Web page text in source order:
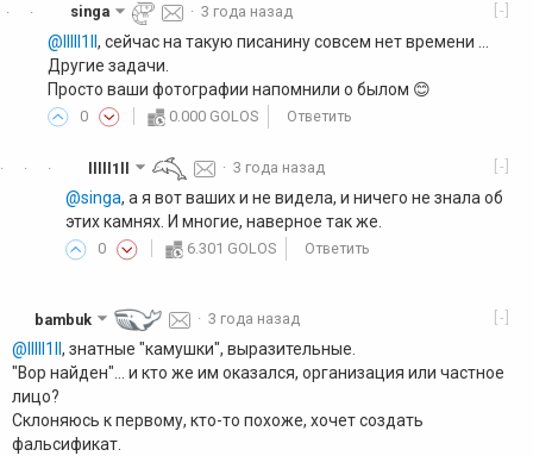
·
· [-]
singa ·3 года назад
@lllll1ll , сейчас на такую писанину совсем нет времени ...
Другие задачи.
Просто ваши фотографии напомнили о былом 😊
0 0.000 GOLOS Ответить
·
·
· [-]
lllll1ll ·3 года назад
@singa, а я вот ваших и не видела, и ничего не знала об
этих камнях. И многие, наверное так же.
0 6.301 GOLOS Ответить
[-]
bambuk · 3 года назад
@lllll1ll , знатные "камушки", выразительные.
"Вор найден"... и кто же им оказался, организация или частное
лицо?
Склоняюсь к первому, кто-то похоже, хочет создать
фальсификат.